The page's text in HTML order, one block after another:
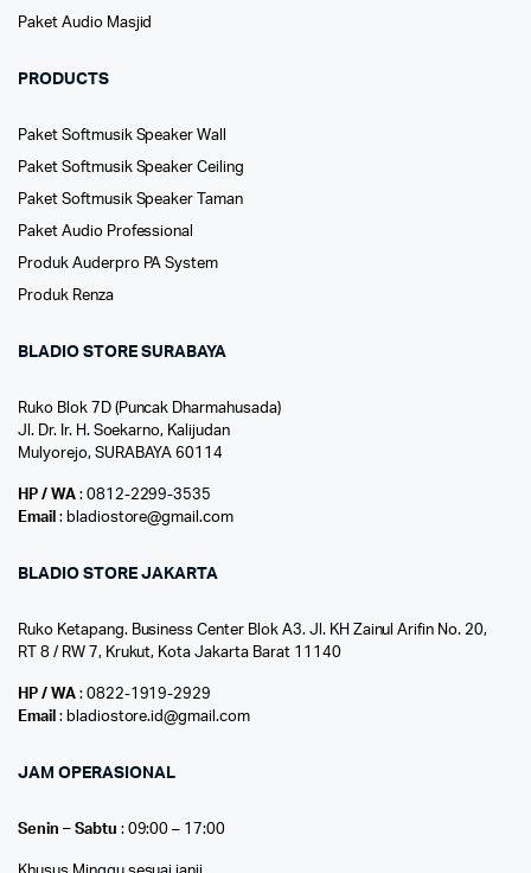
Paket Audio Masjid
PRODUCTS
Paket Softmusik Speaker Wall
Paket Softmusik Speaker Ceiling
Paket Softmusik Speaker Taman
Paket Audio Professional
Produk Auderpro PA System
Produk Renza
BLADIO STORE SURABAYA
Ruko Blok 7D (Puncak Dharmahusada)
Jl. Dr. Ir. H. Soekarno, Kalijudan
Mulyorejo, SURABAYA 60114
HP / WA: 0812-2299-3535
Email : bladiostore@gmail.com
BLADIO STORE JAKARTA
Ruko Ketapang. Business Center Blok A3. Jl. KH Zainul Arifin No. 20,
RT 8 / RW 7, Krukut, Kota Jakarta Barat 11140
HP / WA: 0822-1919-2929
Email : bladiostore.id@gmail.com
JAM OPERASIONAL
Senin – Sabtu : 09:00 – 17:00